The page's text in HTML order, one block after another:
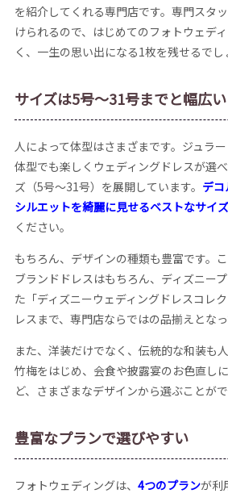
を紹介してくれる専門店です。専門スタ
けられるので、はじめてのフォトウェデ
く、一生の思い出になる1枚を残せるでし
サイズは5号～31号までと幅広い
人によって体型はさまざまです。ジュラ
体型でも楽しくウェディングドレスが選
ズ（5号～31号）を展開しています。 デコ
シルエットを綺麗に見せるベストなサイ
ください。
もちろん、デザインの種類も豊富です。
ブランドドレスはもちろん、ディズニー
た「ディズニーウェディングドレスコレ
レスまで、専門店ならではの品揃えとなっ
また、洋装だけでなく、伝統的な和装も
竹梅をはじめ、会食や披露宴のお色直し
ど、さまざまなデザインから選ぶことがで
豊富なプランで選びやすい
フォトウェディングは、 4つのプランが利